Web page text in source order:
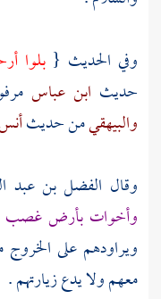
وفي الحديث {بلوا
حديث ابن عباس
والبيهقيمن حديث
وقال الفضل بن عبد
وأخوات بأرض غصب
ويراودهم على الخروج
معهم ولا يدع زيارتهم .